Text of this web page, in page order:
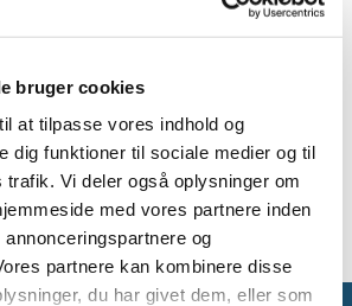
bruger cookies
at tilpasse vores indhold og
dig funktioner til sociale medier og til
Vi deler også oplysninger om
med vores partnere inden
og
partnere kan kombinere disse
du har givet dem, eller som
og pakning
installation, UV-